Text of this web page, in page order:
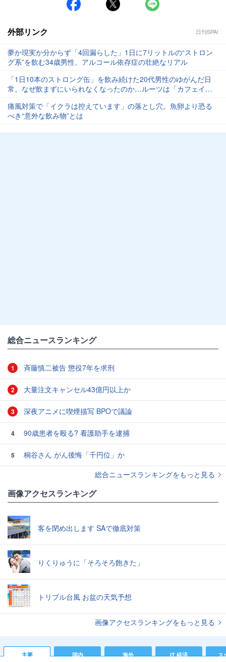
外部リンク 日刊SPA!
夢か現実か分からず「4回漏らした」1日に7リットルの“ストロン
グ系”を飲む34歳男性、アルコール依存症の壮絶なリアル
「1日10本のストロング缶」を飲み続けた20代男性のゆがんだ日
常。なぜ飲まずにいられなくなったのか…ルーツは「カフェイン
痛風対策で「イクラは控えています」の落とし穴。魚卵より恐る
べき“意外な飲み物”とは
総合ニュースランキング
1 斉藤慎二被告 懲役7年を求刑
2 大量注文キャンセル43億円以上か
3 深夜アニメに喫煙描写 BPOで議論
4 90歳患者を殴る? 看護助手を逮捕
5
桐谷さん がん後悔「千円位」か
総合ニュースランキングをもっと見る
画像アクセスランキング
客を閉め出します SAで徹底対策
りくりゅうに「そろそろ飽きた」
トリプル台風 お盆の天気予想
画像アクセスランキングをもっと見る
主要 国内 海外 IT 経済 ス